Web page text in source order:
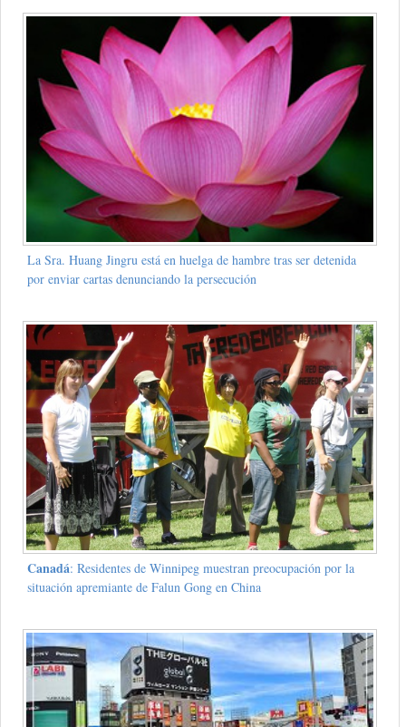
La Sra. Huang Jingru está en huelga de hambre tras ser detenida
por enviar cartas denunciando la persecución
Canadá: Residentes de Winnipeg muestran preocupación por la
situación apremiante de Falun Gong en China